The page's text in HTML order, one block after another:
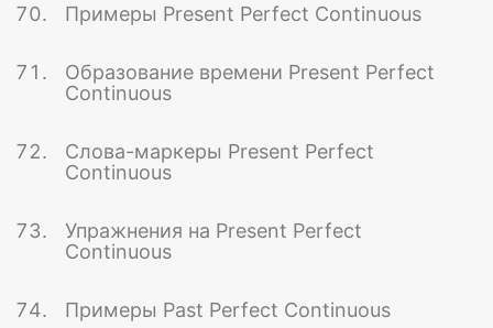
Примеры Present Perfect Continuous
Образование времени Present Perfect
Continuous
Слова-маркеры Present Perfect
Continuous
Упражнения на Present Perfect
Continuous
Примеры Past Perfect Continuous